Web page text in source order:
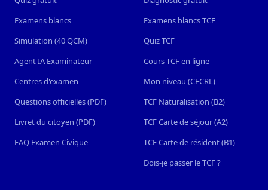
Examens blancs
Simulation (40 QCM)
Agent IA Examinateur
Centres d'examen
Questions officielles (PDF)
Livret du citoyen (PDF)
FAQ Examen Civique
Examens blancs TCF
Quiz TCF
Cours TCF en ligne
Mon niveau (CECRL)
TCF Naturalisation (B2)
TCF Carte de séjour (A2)
TCF Carte de résident (B1)
Dois-je passer le TCF ?